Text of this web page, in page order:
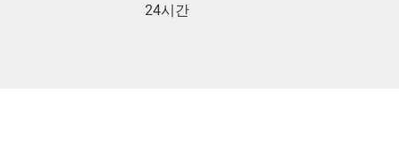
24시간